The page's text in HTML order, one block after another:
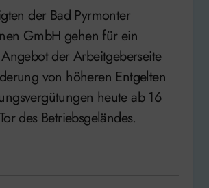
der Bad Pyrmonter
GmbH gehen für ein
der Arbeitgeberseite
von höheren Entgelten
heute ab 16
des Betriebsgeländes.